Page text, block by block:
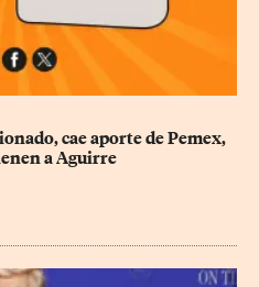
cae aporte de Pemex,
a Aguirre